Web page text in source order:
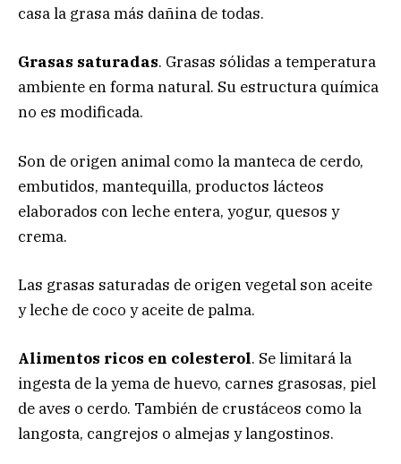
casa la grasa más dañina de todas.
Grasas saturadas. Grasas sólidas a temperatura
ambiente en forma natural. Su estructura química
no es modificada.
Son de origen animal como la manteca de cerdo,
embutidos, mantequilla, productos lácteos
elaborados con leche entera, yogur, quesos y
crema.
Las grasas saturadas de origen vegetal son aceite
y leche de coco y aceite de palma.
Alimentos ricos en colesterol. Se limitará la
ingesta de la yema de huevo, carnes grasosas, piel
de aves o cerdo. También de crustáceos como la
langosta, cangrejos o almejas y langostinos.